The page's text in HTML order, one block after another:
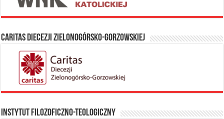
Caritas Diecezji Zielonogórsko-Gorzowskiej
Instytut Filozoficzno-Teologiczny